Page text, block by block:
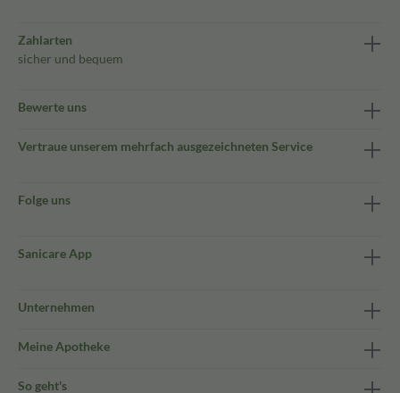
Zahlarten
sicher und bequem
Bewerte uns
Vertraue unserem mehrfach ausgezeichneten Service
Folge uns
Sanicare App
Unternehmen
Meine Apotheke
So geht's